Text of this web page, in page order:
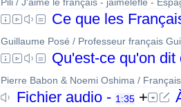
Ce que les
Guillaume Posé / Professeur français
Qu'est-ce qu'on
Pierre Babon & Noemi Oshima /
Fichier audio - 1:35 +